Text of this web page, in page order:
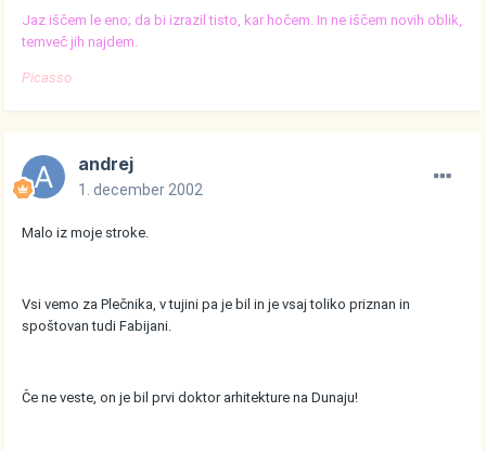
Jaz iščem le eno; da bi izrazil tisto, kar hočem. In ne iščem novih oblik,
temveč jih najdem.
Picasso
andrej
1. december 2002
Malo iz moje stroke.
Vsi vemo za Plečnika, v tujini pa je bil in je vsaj toliko priznan in
spoštovan tudi Fabijani.
Če ne veste, on je bil prvi doktor arhitekture na Dunaju!